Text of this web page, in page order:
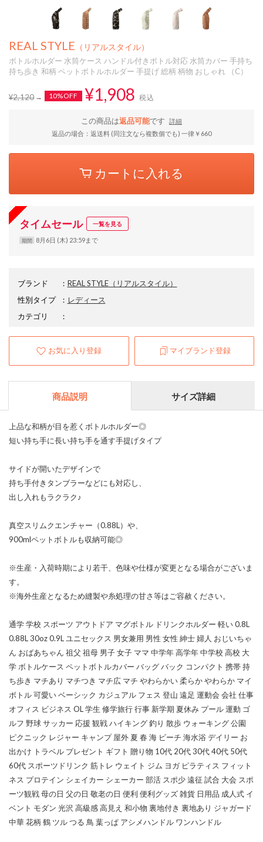
REAL STYLE （リアルスタイル）
ボトルホルダー 水筒ケース ハンドル付きボトル対応 水筒カバー 手持ち
持ち歩き 和柄 ペットボトルホルダー 手提げ 総柄 柄物 おしゃれ （C）
¥2,120 10%OFF ¥1,908 税込
この商品は返品可能です
詳細
返品の場合：返送料 (同注文なら複数個でも) 一律￥660
カートに入れる
タイムセール 一覧を見る
期間 8月6日 (木) 23:59まで
ブランド ： REAL STYLE（リアルスタイル）
性別タイプ
： レディース
カテゴリ
：
お気に入り登録 マイブランド登録
商品説明 サイズ詳細
上品な和柄が目を惹くボトルホルダー◎
短い持ち手に長い持ち手を通す手提げタイプ
サイドが開いたデザインで
持ち手付きタンブラーなどにも対応し、
出し入れもラクラク♪
真空スリムクエンチャー（0.88L）や、
900mlペットボトルも収納可能◎
※生産・入荷時期により若干、色味や仕様が変更となる場合がございま
す。
※海外生産となるため縫製や糸処理の甘さ等はご容赦ください。
通学 学校 スポーツ アウトドア マグボトル ドリンクホルダー 軽い 0.8L
0.88L 30oz 0.9L ユニセックス 男女兼用 男性 女性 紳士 婦人 おじいちゃ
ん おばあちゃん 祖父 祖母 男子 女子 ママ 中学年 高学年 中学校 高校 大
学 ボトルケース ペットボトルカバー バッグ バック コンパクト 携帯 持
ち歩き マチあり マチつき マチ広 マチ やわらかい 柔らか やわらか マイ
ボトル 可愛い ベーシック カジュアル フェス 登山 遠足 運動会 会社 仕事
オフィス ビジネス OL 学生 修学旅行 行事 新学期 夏休み プール 運動 ゴ
ルフ 野球 サッカー 応援 観戦 ハイキング 釣り 散歩 ウォーキング 公園
ピクニック レジャー キャンプ 屋外 夏 春 海 ビーチ 海水浴 デイリー お
出かけ トラベル プレゼント ギフト 贈り物 10代 20代 30代 40代 50代
60代 スポーツドリンク 筋トレ ウェイト ジム ヨガ ピラティス フィット
ネス プロテイン シェイカー シェーカー 部活 スポ少 遠征 試合 大会 スポ
ーツ観戦 母の日 父の日 敬老の日 便利 便利グッズ 雑貨 日用品 成人式 イ
ベント モダン 光沢 高級感 高見え 和小物 裏地付き 裏地あり ジャガード
中華 花柄 鶴 ツル つる 鳥 葉っぱ アシメハンドル ワンハンドル